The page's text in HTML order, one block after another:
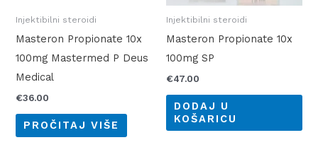
Injektibilni steroidi
Masteron Propionate 10x
100mg Mastermed P Deus
Medical
€36.00
PROČITAJ VIŠE
Injektibilni steroidi
Masteron Propionate 10x
100mg SP
€47.00
DODAJ U
KOŠARICU